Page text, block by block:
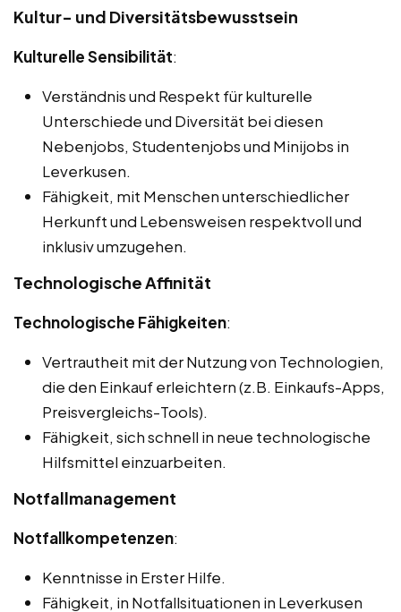
Kultur- und Diversitätsbewusstsein
Kulturelle Sensibilität:
Verständnis und Respekt für kulturelle
Unterschiede und Diversität bei diesen
Nebenjobs, Studentenjobs und Minijobs in
Leverkusen.
Fähigkeit, mit Menschen unterschiedlicher
Herkunft und Lebensweisen respektvoll und
inklusiv umzugehen.
Technologische Affinität
Technologische Fähigkeiten:
Vertrautheit mit der Nutzung von Technologien,
die den Einkauf erleichtern (z.B. Einkaufs-Apps,
Preisvergleichs-Tools).
Fähigkeit, sich schnell in neue technologische
Hilfsmittel einzuarbeiten.
Notfallmanagement
Notfallkompetenzen:
Kenntnisse in Erster Hilfe.
Fähigkeit, in Notfallsituationen in Leverkusen